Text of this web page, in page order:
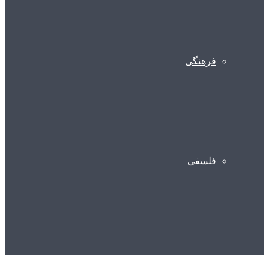
فرهنگی
فلسفی